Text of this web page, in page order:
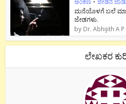
ಅಂಕಣ • ಜೇಡನ
ಮನೆಯೊಳಗೆ ಬಲೆ
ಜೇಡಗಳು.
by Dr. Abhijith A P
ಲೇಖಕರ